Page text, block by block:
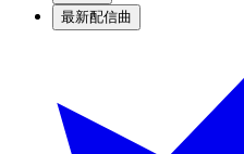
最新配信曲